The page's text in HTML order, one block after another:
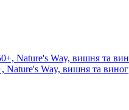
Nature's Way, вишня та